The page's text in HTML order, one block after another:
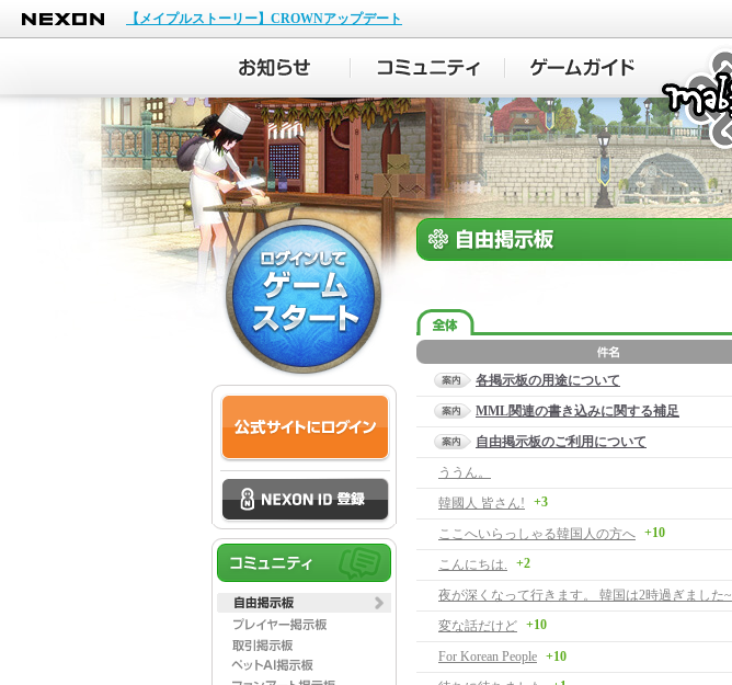
NEXON
【メイプルストーリー】CROWNアップデート
各掲示板の用途について
MML関連の書き込みに関する補足
自由掲示板のご利用について
ううん。
韓國人 皆さん!
+3
ここへいらっしゃる韓国人の方へ +10
こんにちは.
+2
夜が深くなって行きます。 韓国は2時過ぎました~
変な話だけど +10
For Korean People +10